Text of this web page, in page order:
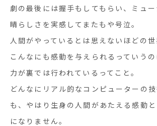
劇の最後には握手もしてもらい、ミュ
晴らしさを実感してまたもや号泣。
人間がやっているとは思えないほどの世
こんなにも感動を与えられるっていう
力が裏では行われているってこと。
どんなにリアル的なコンピューターの
も、やはり生身の人間があたえる感動
になりません。